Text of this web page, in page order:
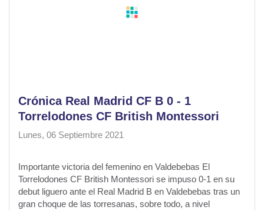
Crónica Real Madrid CF B 0 - 1
Torrelodones CF British Montessori
Lunes, 06 Septiembre 2021
Importante victoria del femenino en Valdebebas El
Torrelodones CF British Montessori se impuso 0-1 en su
debut liguero ante el Real Madrid B en Valdebebas tras un
gran choque de las torresanas, sobre todo, a nivel